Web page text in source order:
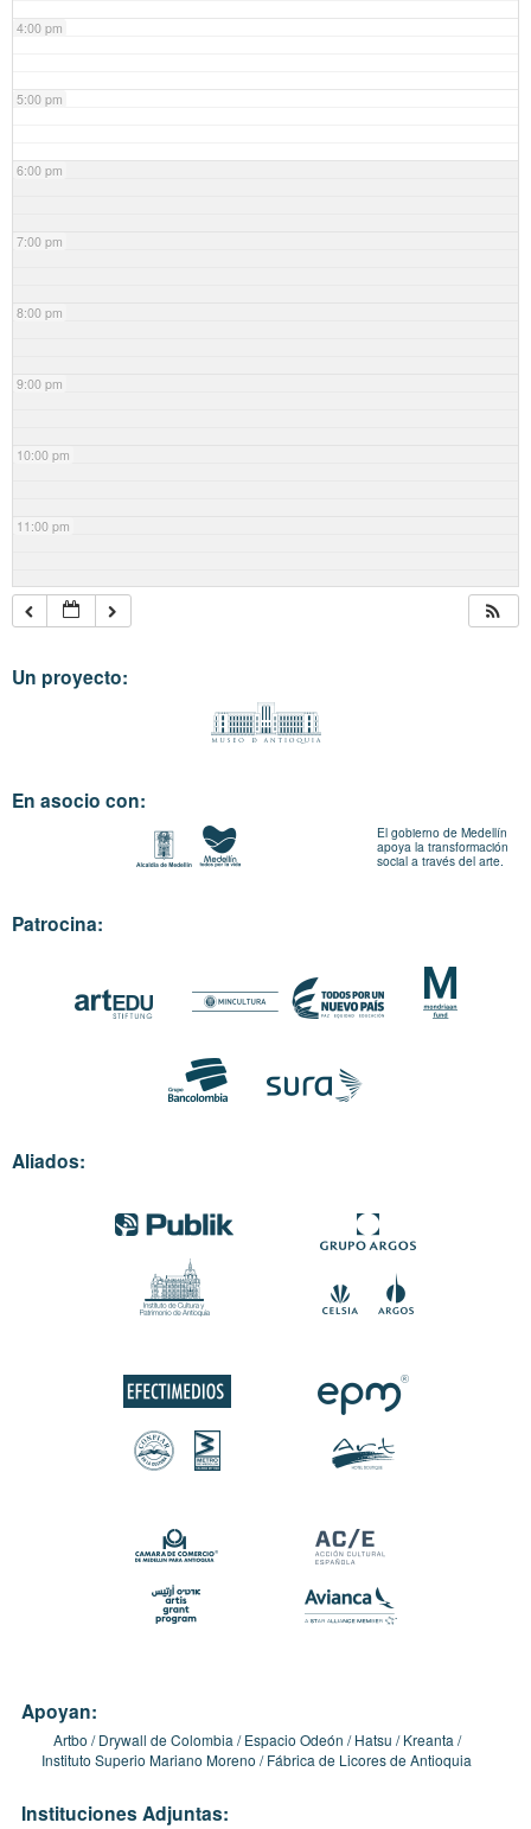
4:00 pm
5:00 pm
6:00 pm
7:00 pm
8:00 pm
9:00 pm
10:00 pm
11:00 pm
Un proyecto:
En asocio con:
El gobierno de Medellín
apoya la transformación
social a través del arte.
Patrocina:
Aliados:
Apoyan:
Artbo Drywall de Colombia Espacio Odeón Hatsu
Kreanta
Instituto Superio Mariano Moreno
Fábrica de Licores de Antioquia
Instituciones Adjuntas: